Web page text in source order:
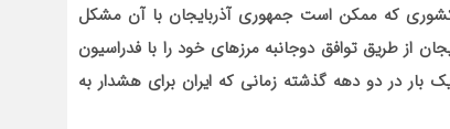
که ممکن است جمهوری آذربایجان با آن مشکل
از طریق توافق دوجانبه مرزهای خود را با فدراسیون
در دو دهه گذشته زمانی که ایران برای هشدار به